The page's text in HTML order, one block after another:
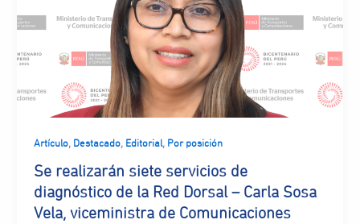
Artículo, Destacado, Editorial, Por posición
Se realizarán siete servicios de
diagnóstico de la Red Dorsal – Carla Sosa
Vela, viceministra de Comunicaciones